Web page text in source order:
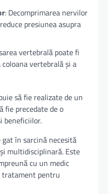
: Decomprimarea nervilor
presiunea asupra
vertebrală poate fi
vertebrală și a
să fie realizate de un
fie precedate de o
beneficiilor.
în sarcină necesită
multidisciplinară. Este
cu un medic
tratament pentru